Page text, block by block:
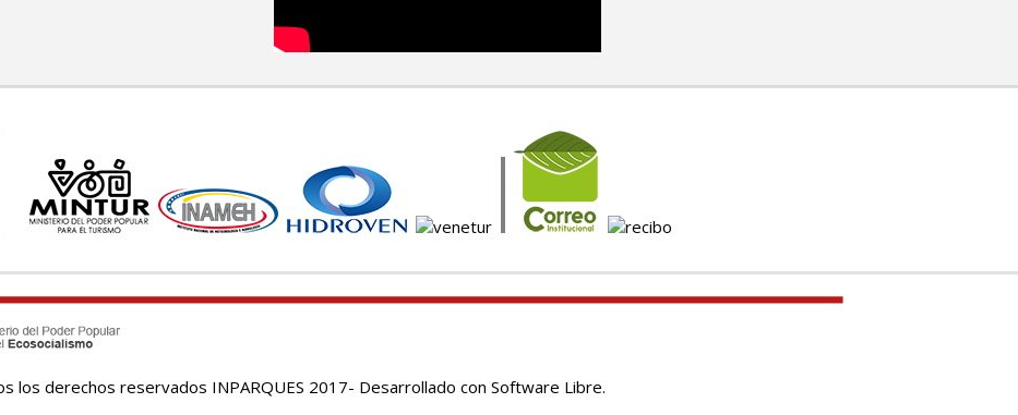
los derechos reservados INPARQUES 2017- Desarrollado con Software Libre.